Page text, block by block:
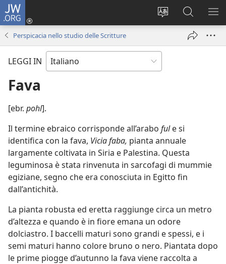
JW.ORG
Modificare
Accedi
(apre
finestra)
Cerca
in
JW.ORG
Perspicacia nello studio delle Scritture
LEGGI IN
Fava
[ebr. pohl].
Il termine ebraico corrisponde all’arabo fule si
identifica con la fava, Vicia faba, pianta annuale
largamente coltivata in Siria e Palestina. Questa
leguminosa è stata rinvenuta in sarcofagi di mummie
egiziane, segno che era conosciuta in Egitto fin
dall’antichità.
La pianta robusta ed eretta raggiunge circa un metro
d’altezza e quando è in fiore emana un odore
dolciastro. I baccelli maturi sono grandi e spessi, e i
semi maturi hanno colore bruno o nero. Piantata dopo
le prime piogge d’autunno la fava viene raccolta a